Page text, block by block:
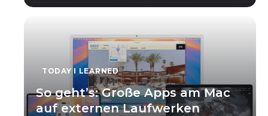
TODAY I LEARNED
So geht’s: Große Apps am Mac
auf externen Laufwerken